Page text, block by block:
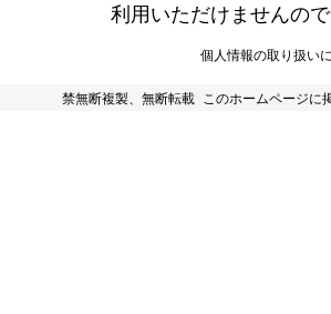
利用いただけませんの
個人情報の取り扱い
禁無断複製、無断転載 このホームページに